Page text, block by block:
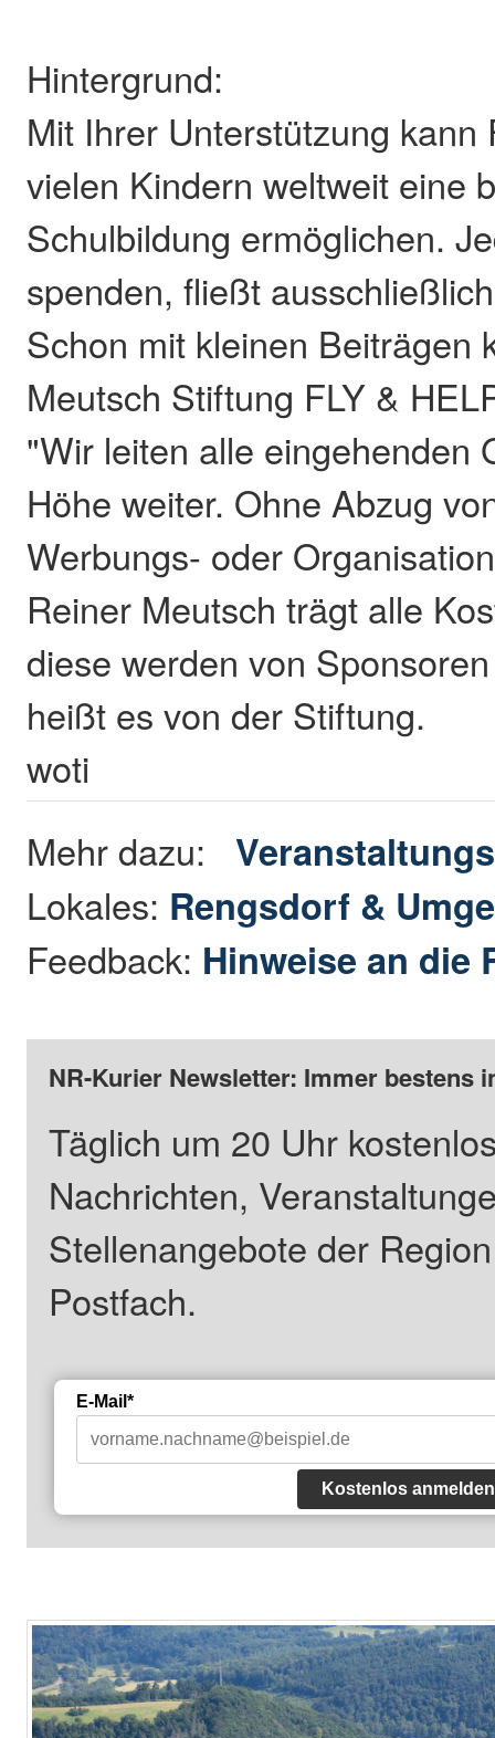
Hintergrund:
Mit Ihrer Unterstützung kann
vielen Kindern weltweit eine
Schulbildung ermöglichen.
spenden, fließt
Schon mit kleinen Beiträgen
Meutsch Stiftung FLY &
"Wir leiten alle eingehenden
Höhe weiter. Ohne Abzug
Werbungs- oder
Reiner Meutsch trägt alle
diese werden von
heißt es von der Stiftung.
woti
Mehr dazu:
Lokales: Rengsdorf &
Feedback: Hinweise an die
NR-Kurier Newsletter: Immer bestens
Täglich um 20 Uhr
Nachrichten,
Stellenangebote der
Postfach.
E-Mail*
Kostenlos anmelden